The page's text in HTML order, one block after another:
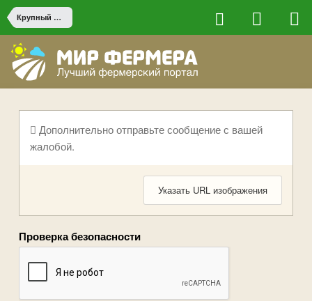
Крупный рогатый скот
Дополнительно отправьте сообщение с вашей
жалобой.
Указать URL изображения
Проверка безопасности